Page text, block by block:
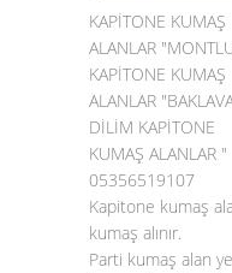
KAPİTONE KUMAŞ
ALANLAR
KAPİTONE KUMAŞ
ALANLAR
DİLİM KAPİTONE
KUMAŞ ALANLAR "
05356519107
Kapitone kumaş
kumaş alınır.
Parti kumaş alan